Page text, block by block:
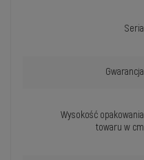
Seria
Gwarancja
Wysokość opakowania
towaru w cm